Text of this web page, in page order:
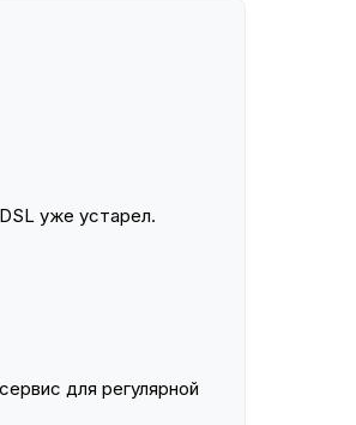
уже устарел.
для регулярной